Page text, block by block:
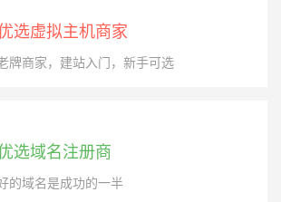
选虚拟主机商家
牌商家，建站入门，新手可选
选域名注册商
的域名是成功的一半